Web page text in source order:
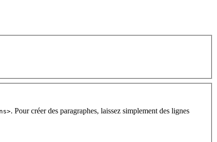
. Pour créer des paragraphes, laissez simplement des lignes